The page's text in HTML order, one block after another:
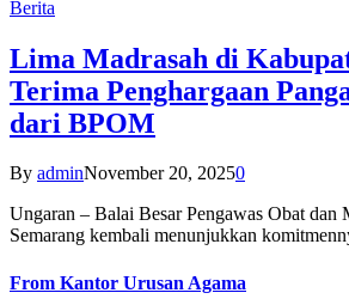
Berita
Lima Madrasah di
Terima Penghargaan
dari BPOM
By adminNovember 20, 20250
Ungaran – Balai Besar Pengawas Obat
Semarang kembali menunjukkan
From Kantor Urusan Agama